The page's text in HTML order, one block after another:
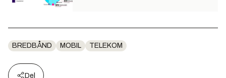
BREDBÅND MOBIL TELEKOM
Del